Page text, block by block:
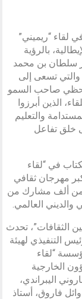
لقاء “ريميني”
الإيطالية، بالرؤية
سلطان بن محمد
تسعى إلى
وحظي صاحب السمو
الذين أبرزوا
والتعليم
خلق تفاعل
في “لقاء
2023” الذي يعد أكبر مهرجان ثقافي
من ألف مشارك من
والديني العالمي.
الثقافات”، تحدث
التنفيذي لهيئة
“لقاء
الخارجية
اليبراندي،
وائل فاروق، أستاذ